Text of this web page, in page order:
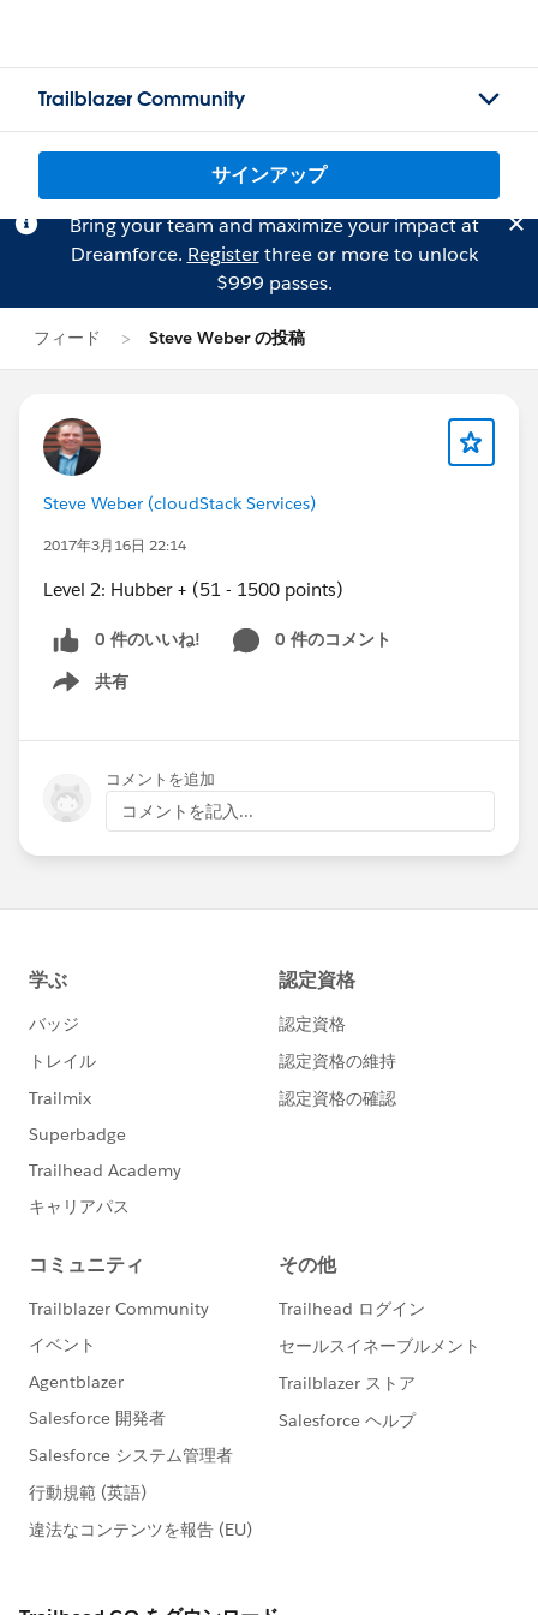
Trailblazer Community
サインアップ
Bring your team and maximize your impact at
Dreamforce. Registerthree or more to unlock
$999 passes.
フィード Steve Weber の投稿
Steve Weber (cloudStack Services)
2017年3月16日 22:14
Level 2: Hubber + (51 - 1500 points)
0 件のいいね!
0 件のコメント
共有
Show menu
コメントを追加
コメントを記入...